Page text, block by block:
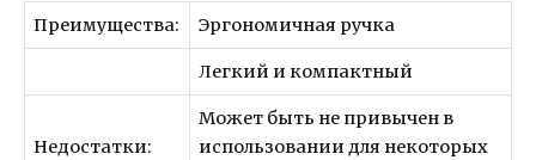
Преимущества: Эргономичная ручка
Легкий и компактный
Недостатки:
Может быть не привычен в
использовании для некоторых